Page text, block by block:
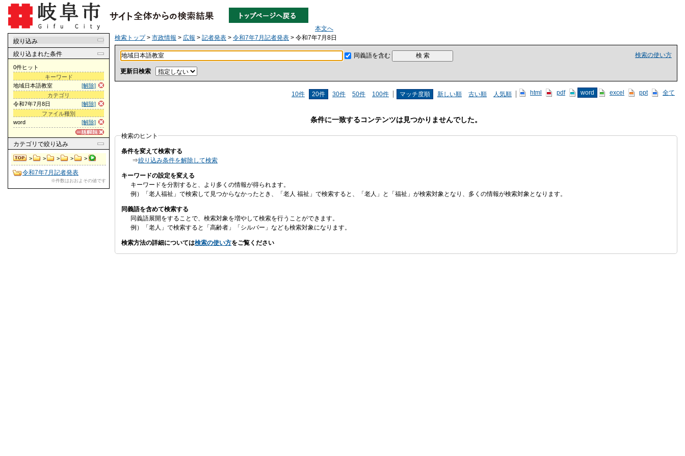
本文へ
絞り込み
絞り込まれた条件
0件ヒット
キーワード
[解除]
地域日本語教室
カテゴリ
[解除]
令和7年7月8日
ファイル種別
[解除]
word
カテゴリ で絞り込み
> > > > >
令和7年7月記者発表
※件数はおおよその値です
検索トップ> 市政情報 > 広報 > 記者発表 > 令和7年7月記者発表 > 令和7年7月8日
検索の使い方
同義語を含む
更新日検索
10件 20件 30件 50件 100件 マッチ度順 新しい順 古い順 人気順 html pdf word excel ppt 全て
条件に一致するコンテンツは見つかりませんでした。
検索のヒント
条件を変えて検索する
⇒絞り込み条件を解除して検索
キーワードの設定を変える
キーワードを分割すると、より多くの情報が得られます。
例）「老人福祉」で検索して見つからなかったとき、「老人 福祉」で検索すると、「老人」と「福祉」が検索対象となり、多くの情報が検索対象となります。
同義語を含めて検索する
同義語展開をすることで、検索対象を増やして検索を行うことができます。
例）「老人」で検索すると「高齢者」「シルバー」なども検索対象になります。
検索方法の詳細については検索の使い方をご覧ください